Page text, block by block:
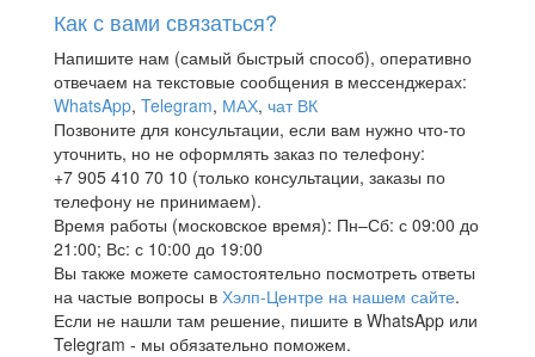
Как с вами связаться?
Напишите нам (самый быстрый способ), оперативно
отвечаем на текстовые сообщения в мессенджерах:
WhatsApp, Telegram, МАХ, чат ВК
Позвоните для консультации, если вам нужно что-то
уточнить, но не оформлять заказ по телефону:
+7 905 410 70 10 (только консультации, заказы по
телефону не принимаем).
Время работы (московское время): Пн–Сб: с 09:00 до
21:00; Вс: с 10:00 до 19:00
Вы также можете самостоятельно посмотреть ответы
на частые вопросы в Хэлп-Центре на нашем сайте.
Если не нашли там решение, пишите в WhatsApp или
Telegram - мы обязательно поможем.